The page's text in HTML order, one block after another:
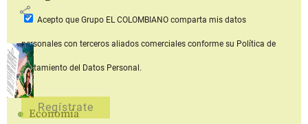
share
Economía
Acepto que Grupo EL COLOMBIANOcomparta mis datos
personales con terceros aliados comerciales conforme su Política de
Tratamiento del Datos Personal.